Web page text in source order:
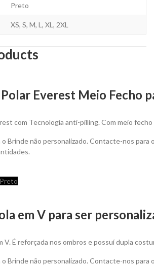
Preto
XS, S, M, L, XL, 2XL
Polar Everest Meio Fecho
com Tecnologia anti-pilling. Com meio
Brinde não personalizado. Contacte-nos para
Preto
em V para ser
V. É reforçada nos ombros e possuí dupla
Brinde não personalizado. Contacte-nos para